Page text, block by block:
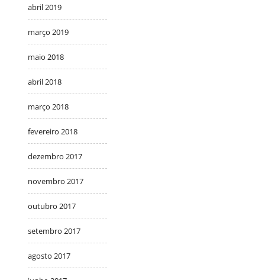
abril 2019
março 2019
maio 2018
abril 2018
março 2018
fevereiro 2018
dezembro 2017
novembro 2017
outubro 2017
setembro 2017
agosto 2017